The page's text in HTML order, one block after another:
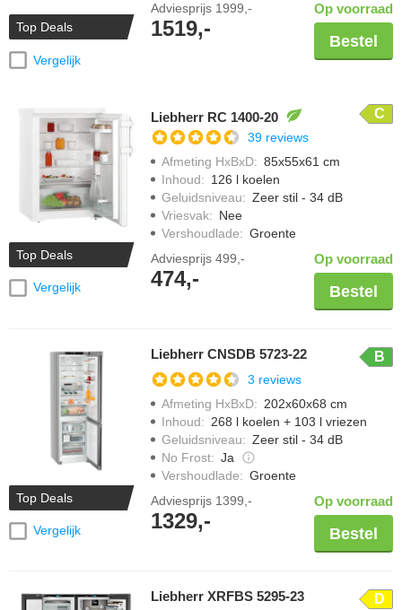
Top Deals
Vergelijk
Adviesprijs 1999,-
1519,-
Op voorraad
Bestel
Top Deals
Vergelijk
Liebherr RC 1400-20 C
39 reviews
Afmeting HxBxD: 85x55x61 cm
Inhoud: 126 l koelen
Geluidsniveau: Zeer stil - 34 dB
Vriesvak: Nee
Vershoudlade: Groente
Adviesprijs 499,-
474,-
Op voorraad
Bestel
Top Deals
Vergelijk
Liebherr CNSDB 5723-22 B
3 reviews
Afmeting HxBxD: 202x60x68 cm
Inhoud: 268 l koelen + 103 l vriezen
Geluidsniveau: Zeer stil - 34 dB
No Frost: Ja
Vershoudlade: Groente
Adviesprijs 1399,-
1329,-
Op voorraad
Bestel
Liebherr XRFBS 5295-23 D